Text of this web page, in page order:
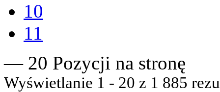
10
11
— 20 Pozycji na stronę
Wyświetlanie 1 - 20 z 1 885